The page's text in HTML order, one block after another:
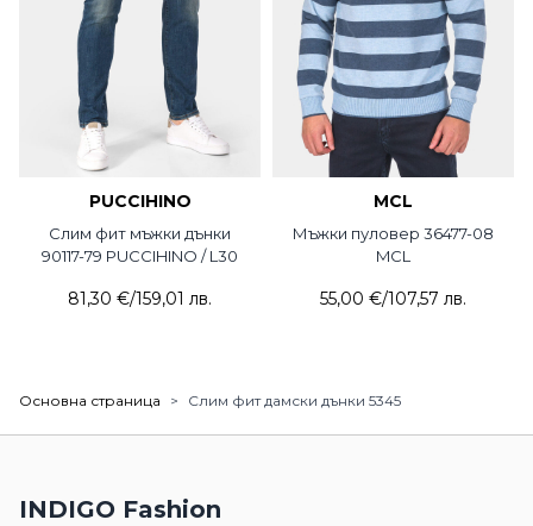
PUCCIHINO
Слим фит мъжки дънки
90117-79 PUCCIHINO / L30
81,30 €/159,01 лв.
MCL
Мъжки пуловер 36477-08
MCL
55,00 €/107,57 лв.
Основна страница > Слим фит дамски дънки 5345
INDIGO Fashion